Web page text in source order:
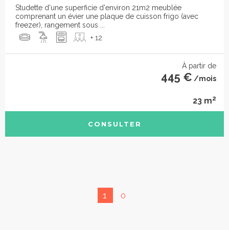
Studette d'une superficie d'environ 21m2 meublée
comprenant un évier une plaque de cuisson frigo (avec
freezer), rangement sous ...
+ 12
À partir de
445 € /mois
23 m2
CONSULTER
1 0